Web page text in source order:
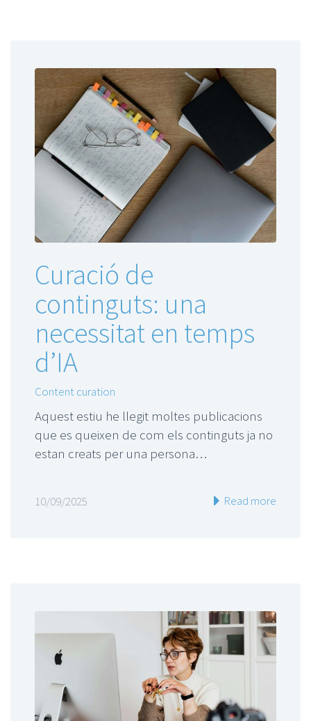
Curació de
continguts: una
necessitat en temps
d’IA
Content curation
Aquest estiu he llegit moltes publicacions
que es queixen de com els continguts ja no
estan creats per una persona…
10/09/2025 Read more